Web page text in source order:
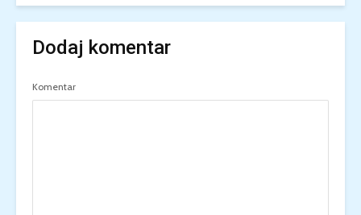
Dodaj komentar
Komentar